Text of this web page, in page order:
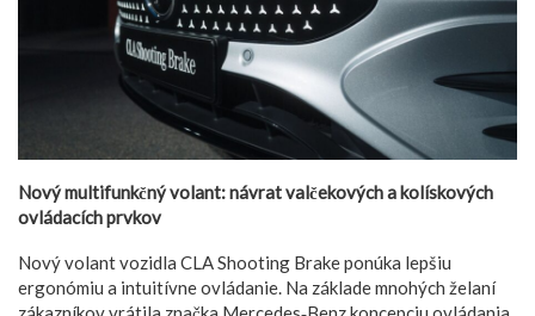
Nový multifunkčný volant: návrat valčekových a kolískových
ovládacích prvkov
Nový volant vozidla CLA Shooting Brake ponúka lepšiu
ergonómiu a intuitívne ovládanie. Na základe mnohých želaní